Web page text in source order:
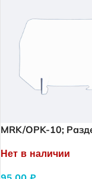
MRK/OPK-10;
MRK/OPK (высокий
Нет в наличии